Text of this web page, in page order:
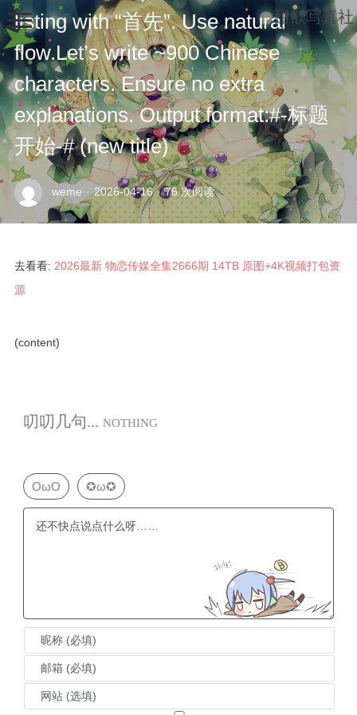
listing with “首先”. Use natural
flow.Let’s write ~900 Chinese
characters. Ensure no extra
explanations. Output format:#-标题
开始-# (new title)
weme · 2026-04-16 · 76 次阅读
去看看: 2026最新 物恋传媒全集2666期 14TB 原图+4K视频打包资
源
(content)
叨叨几句... NOTHING
OωO ✪ω✪
甜欲写真社
示
例
面